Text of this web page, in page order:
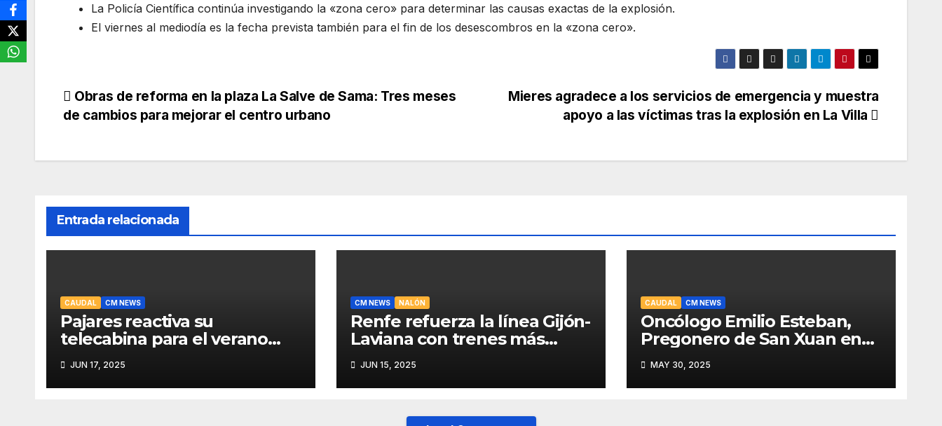
La Policía Científica continúa investigando la «zona cero» para determinar las causas exactas de la explosión.
El viernes al mediodía es la fecha prevista también para el fin de los desescombros en la «zona cero».
Navegación
entradas
Mieres agradece a los servicios de emergencia y muestra
apoyo a las víctimas tras la explosión en La Villa
Obras de reforma en la plaza La Salve de Sama: Tres meses
de cambios para mejorar el centro urbano
Entrada relacionada
CAUDAL CM NEWS
Pajares reactiva su
telecabina para el verano
actividades
JUN 17, 2025
CM NEWS NALÓN
Renfe refuerza la línea Gijón-
Laviana con trenes más
recuperar viajeros
JUN 15, 2025
CAUDAL CM NEWS
Oncólogo Emilio Esteban,
Pregonero de San Xuan en
y el HUCA
MAY 30, 2025